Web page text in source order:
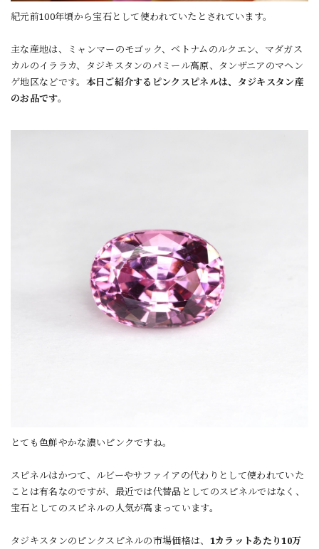
紀元前100年頃から宝石として使われていたとされています。
主な産地は、ミャンマーのモゴック、ベトナムのルクエン、マダガス
カルのイララカ、タジキスタンのパミール高原、タンザニアのマヘン
ゲ地区などです。 本日ご紹介するピンクスピネルは、タジキスタン産
のお品です。
とても色鮮やかな濃いピンクですね。
スピネルはかつて、ルビーやサファイアの代わりとして使われていた
ことは有名なのですが、最近では代替品としてのスピネルではなく、
宝石としてのスピネルの人気が高まっています。
タジキスタンのピンクスピネルの市場価格は、 1カラットあたり10万